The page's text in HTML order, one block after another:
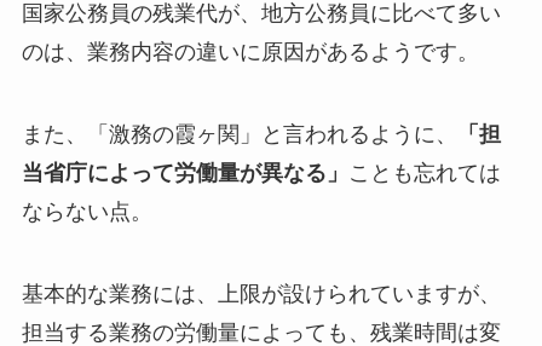
国家公務員の残業代が、地方公務員に比べて多い
のは、業務内容の違いに原因があるようです。
また、「激務の霞ヶ関」と言われるように、
「担
当省庁によって労働量が異なる」 ことも忘れては
ならない点。
基本的な業務には、上限が設けられていますが、
担当する業務の労働量によっても、残業時間は変